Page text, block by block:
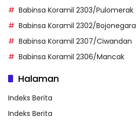
Babinsa Koramil 2303/Pulomerak
Babinsa Koramil 2302/Bojonegara
Babinsa Koramil 2307/Ciwandan
Babinsa Koramil 2306/Mancak
Halaman
Indeks Berita
Indeks Berita